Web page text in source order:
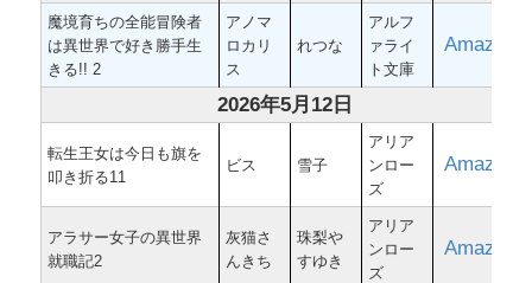
魔境育ちの全能冒険者
は異世界で好き勝手生
きる!! 2
アノマ
ロカリ
ス
れつな
アルフ
ァライ
ト文庫
Amazon
2026年5月12日
転生王女は今日も旗を
叩き折る11
ビス 雪子
アリア
ンロー
ズ
Amazon
アラサー女子の異世界
就職記2
灰猫さ
んきち
珠梨や
すゆき
アリア
ンロー
ズ
Amazon